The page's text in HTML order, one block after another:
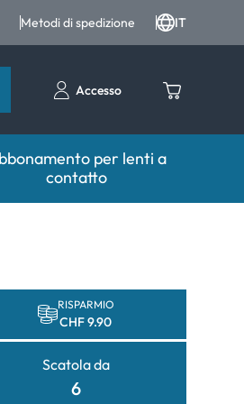
Metodi di spedizione IT
Accesso
per lenti a
contatto
RISPARMIO
CHF 9.90
Scatola da
6